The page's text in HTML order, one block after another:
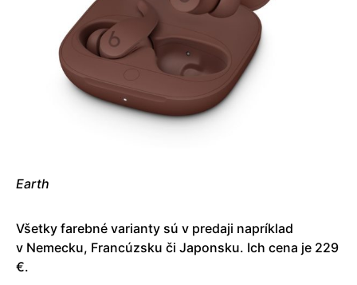
Earth
Všetky farebné varianty sú v predaji napríklad
v Nemecku, Francúzsku či Japonsku. Ich cena je 229
€.